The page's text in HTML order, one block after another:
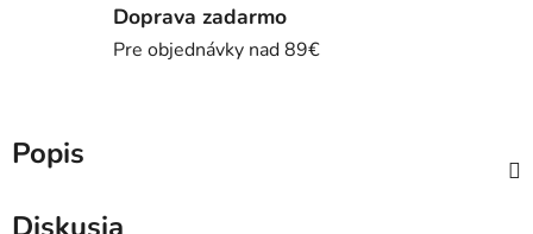
Doprava zadarmo
Pre objednávky nad 89€
Popis